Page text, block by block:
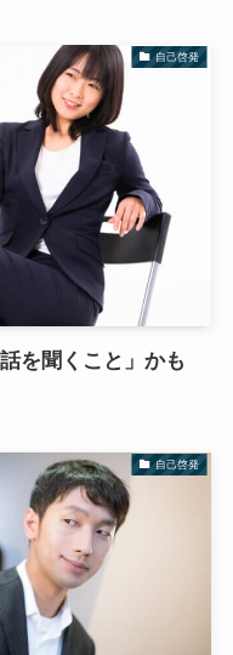
自己啓発
を聞くこと」かも
自己啓発